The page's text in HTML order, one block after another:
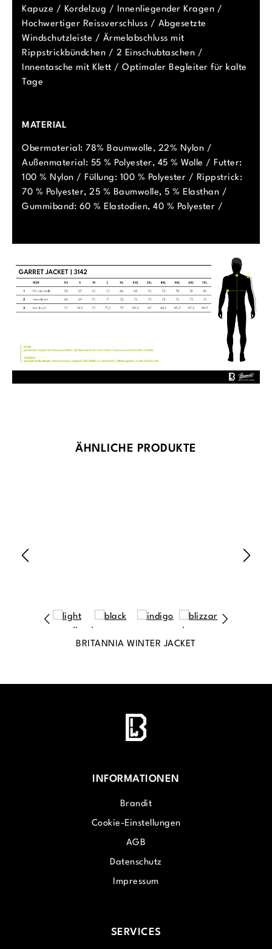
Kapuze / Kordelzug / Innenliegender Kragen /
Hochwertiger Reissverschluss / Abgesetzte
Windschutzleiste / Ärmelabschluss mit
Rippstrickbündchen / 2 Einschubtaschen /
Innentasche mit Klett / Optimaler Begleiter für kalte
Tage
MATERIAL
Obermaterial: 78% Baumwolle, 22% Nylon /
Außenmaterial: 55 % Polyester, 45 % Wolle / Futter:
100 % Nylon / Füllung: 100 % Polyester / Rippstrick:
70 % Polyester, 25 % Baumwolle, 5 % Elasthan /
Gummiband: 60 % Elastodien, 40 % Polyester /
Produktgalerie überspringen
ÄHNLICHE PRODUKTE
BRITANNIA WINTER JACKET
INFORMATIONEN
Brandit
Cookie-Einstellungen
AGB
Datenschutz
Impressum
SERVICES